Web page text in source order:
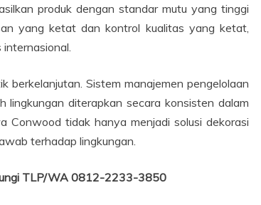
produk dengan standar mutu yang tinggi
yang ketat dan kontrol kualitas yang ketat,
berkelanjutan. Sistem manajemen pengelolaan
lingkungan diterapkan secara konsisten dalam
Conwood tidak hanya menjadi solusi dekorasi
terhadap lingkungan.
TLP/WA 0812-2233-3850